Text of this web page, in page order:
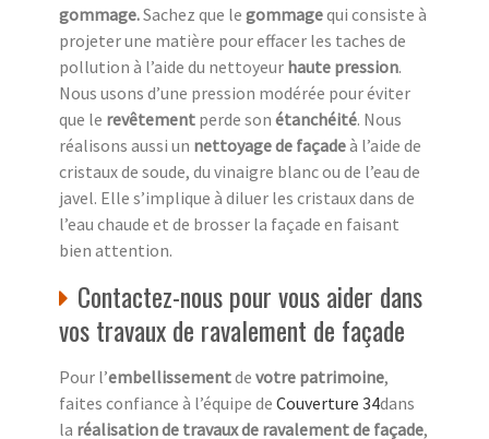
gommage.Sachez que le gommagequi consiste à
projeter une matière pour effacer les taches de
pollution à l’aide du nettoyeur haute pression.
Nous usons d’une pression modérée pour éviter
que le revêtement perde son étanchéité. Nous
réalisons aussi un nettoyage de façadeà l’aide de
cristaux de soude, du vinaigre blanc ou de l’eau de
javel. Elle s’implique à diluer les cristaux dans de
l’eau chaude et de brosser la façade en faisant
bien attention.
Contactez-nous pour vous aider dans
vos travaux de ravalement de façade
Pour l’embellissementde votre patrimoine,
faites confiance à l’équipe de Couverture 34dans
la réalisation de travaux de ravalement de façade,